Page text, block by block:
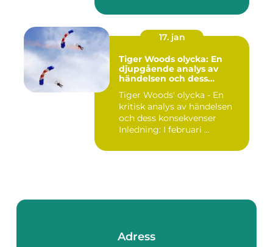
17. jan
Tiger Woods olycka: En
djupgående analys av
händelsen och dess
Tiger Woods' olycka - En
kritisk analys av händelsen
och dess konsekvenser
Inledning: I februari ...
Adress